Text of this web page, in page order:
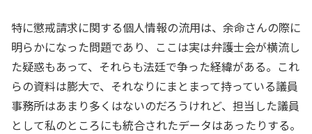
特に懲戒請求に関する個人情報の流用は、余命さんの際に
明らかになった問題であり、ここは実は弁護士会が横流し
た疑惑もあって、それらも法廷で争った経緯がある。これ
らの資料は膨大で、それなりにまとまって持っている議員
事務所はあまり多くはないのだろうけれど、担当した議員
として私のところにも統合されたデータはあったりする。